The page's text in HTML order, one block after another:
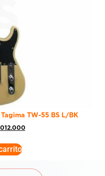
TW-55 BS L/BK